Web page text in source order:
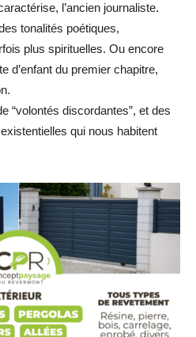
l’ancien journaliste.
tonalités poétiques,
plus spirituelles. Ou encore
d’enfant du premier chapitre,
“volontés discordantes”, et des
qui nous habitent